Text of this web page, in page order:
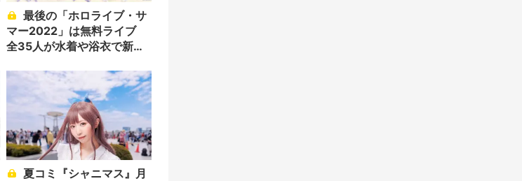
マー2022」は無料ライブ
全35人が水着や浴衣で新曲